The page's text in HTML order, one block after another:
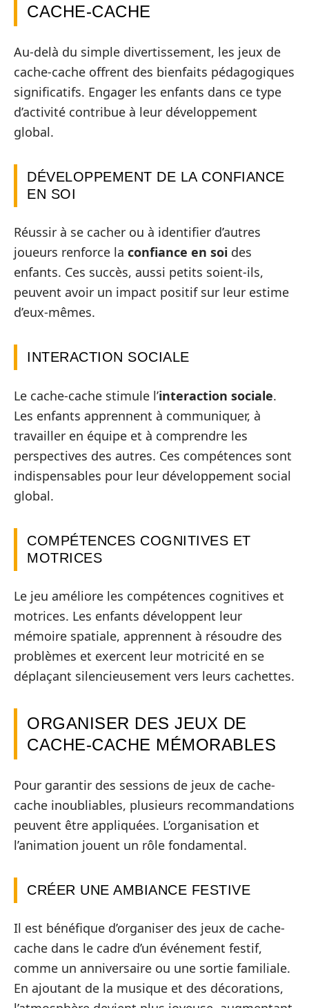
CACHE-CACHE
Au-delà du simple divertissement, les jeux de
cache-cache offrent des bienfaits pédagogiques
significatifs. Engager les enfants dans ce type
d’activité contribue à leur développement
global.
DÉVELOPPEMENT DE LA CONFIANCE
EN SOI
Réussir à se cacher ou à identifier d’autres
joueurs renforce la confiance en soi des
enfants. Ces succès, aussi petits soient-ils,
peuvent avoir un impact positif sur leur estime
d’eux-mêmes.
INTERACTION SOCIALE
Le cache-cache stimule l’interaction sociale.
Les enfants apprennent à communiquer, à
travailler en équipe et à comprendre les
perspectives des autres. Ces compétences sont
indispensables pour leur développement social
global.
COMPÉTENCES COGNITIVES ET
MOTRICES
Le jeu améliore les compétences cognitives et
motrices. Les enfants développent leur
mémoire spatiale, apprennent à résoudre des
problèmes et exercent leur motricité en se
déplaçant silencieusement vers leurs cachettes.
ORGANISER DES JEUX DE
CACHE-CACHE MÉMORABLES
Pour garantir des sessions de jeux de cache-
cache inoubliables, plusieurs recommandations
peuvent être appliquées. L’organisation et
l’animation jouent un rôle fondamental.
CRÉER UNE AMBIANCE FESTIVE
Il est bénéfique d’organiser des jeux de cache-
cache dans le cadre d’un événement festif,
comme un anniversaire ou une sortie familiale.
En ajoutant de la musique et des décorations,